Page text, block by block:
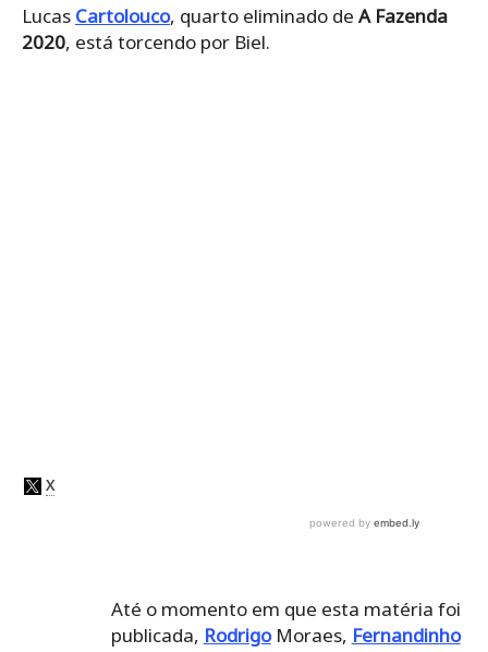
Lucas Cartolouco, quarto eliminado de A Fazenda
2020, está torcendo por Biel.
Até o momento em que esta matéria foi
publicada, RodrigoMoraes, Fernandinho